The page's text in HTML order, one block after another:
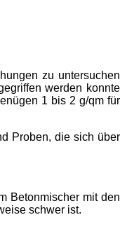
zu untersuchen
werden konnte
1 bis 2 g/qm für
Proben, die sich über
Betonmischer mit den
schwer ist.